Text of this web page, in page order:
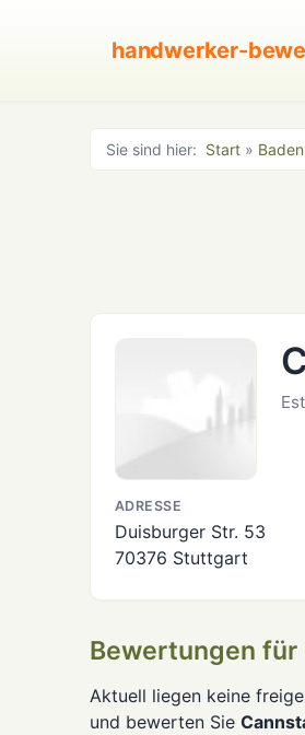
handwerker-
Sie sind hier: Start »
ADRESSE
Duisburger Str. 53
70376 Stuttgart
Bewertungen
Aktuell liegen keine
und bewerten Sie